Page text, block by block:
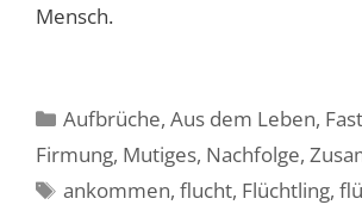
Mensch.
Kategorien
Aufbrüche,Aus dem Leben,
Firmung, Mutiges, Nachfolge,
Schlagwörter
ankommen,flucht, Flüchtling,